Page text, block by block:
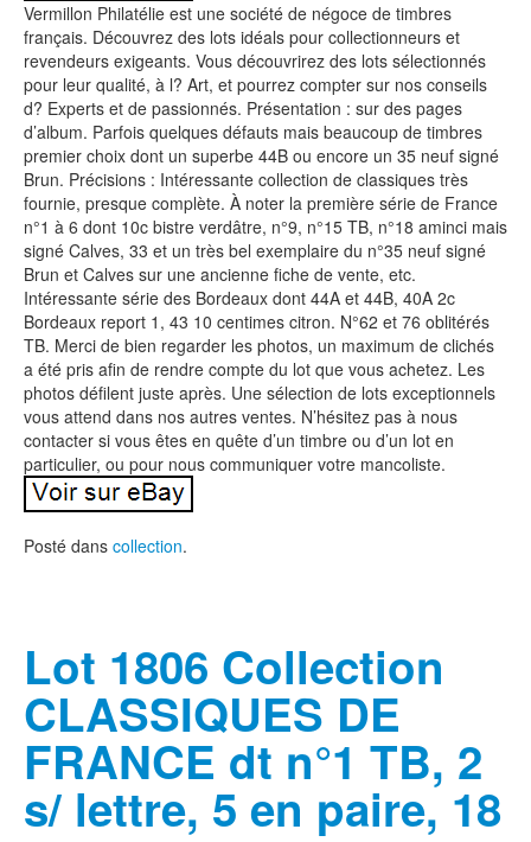
Vermillon Philatélie est une société de négoce de timbres
français. Découvrez des lots idéals pour collectionneurs et
revendeurs exigeants. Vous découvrirez des lots sélectionnés
pour leur qualité, à l? Art, et pourrez compter sur nos conseils
d? Experts et de passionnés. Présentation : sur des pages
d’album. Parfois quelques défauts mais beaucoup de timbres
premier choix dont un superbe 44B ou encore un 35 neuf signé
Brun. Précisions : Intéressante collection de classiques très
fournie, presque complète. À noter la première série de France
n°1 à 6 dont 10c bistre verdâtre, n°9, n°15 TB, n°18 aminci mais
signé Calves, 33 et un très bel exemplaire du n°35 neuf signé
Brun et Calves sur une ancienne fiche de vente, etc.
Intéressante série des Bordeaux dont 44A et 44B, 40A 2c
Bordeaux report 1, 43 10 centimes citron. N°62 et 76 oblitérés
TB. Merci de bien regarder les photos, un maximum de clichés
a été pris afin de rendre compte du lot que vous achetez. Les
photos défilent juste après. Une sélection de lots exceptionnels
vous attend dans nos autres ventes. N’hésitez pas à nous
contacter si vous êtes en quête d’un timbre ou d’un lot en
particulier, ou pour nous communiquer votre mancoliste.
Posté dans collection.
Lot 1806 Collection
CLASSIQUES DE
FRANCE dt n°1 TB, 2
s/ lettre, 5 en paire, 18